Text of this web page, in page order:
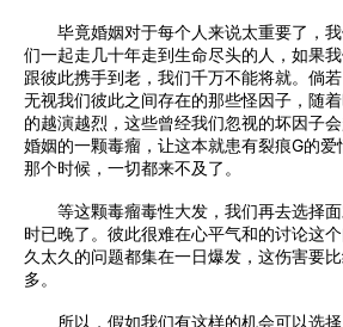
毕竟婚姻对于每个人来说太重要了，我
们一起走几十年走到生命尽头的人，如果
跟彼此携手到老，我们千万不能将就。倘
无视我们彼此之间存在的那些怪因子，随
的越演越烈，这些曾经我们忽视的坏因子
婚姻的一颗毒瘤，让这本就患有裂痕G的爱
那个时候，一切都来不及了。
等这颗毒瘤毒性大发，我们再去选择面
时已晚了。彼此很难在心平气和的讨论这
久太久的问题都集在一日爆发，这伤害要
多。
所以，假如我们有这样的机会可以选择